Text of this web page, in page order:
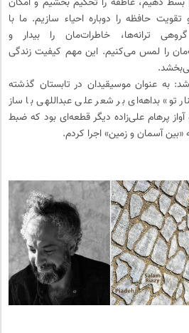
حافظه را دوباره احیاء سازیم. ما با
ترانه‌ها، خاطرات‌مان را بیدار و
را لمس می‌کنیم. این مهم کیفیت زندگی
شد: به عنوان موسیقیدان در تابستان گذشته
تو» بداهه‌ای بر شعر علی عبداللهی با ساز
پرهام‌ علی‌زاده دیگر قطعه‌ای بود که ضبط
«بین آسمان و زمین» اجرا کردم.